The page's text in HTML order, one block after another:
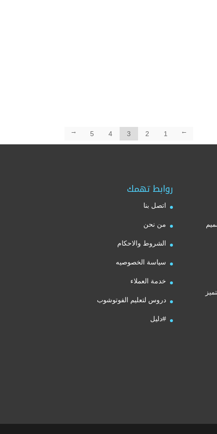
→
1
2
3
4
5
←
روابط تهمك
اتصل بنا
من نحن
الشروط والاحكام
سياسة الخصوصيه
خدمة العملاء
دروس لتعليم الفوتوشوب
#دليل